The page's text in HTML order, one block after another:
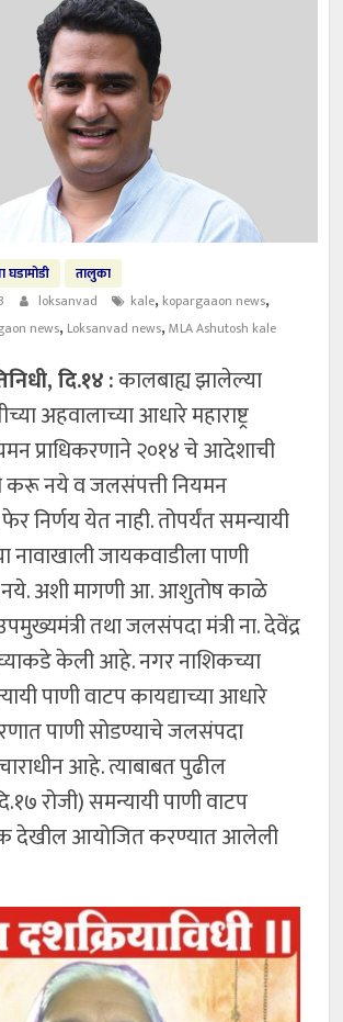
घडामोडी
तालुका
loksanvad kale, kopargaaon news,
news, Loksanvad news,MLA Ashutosh kale
दि.१४:कालबाह्य झालेल्या
अहवालाच्या आधारे महाराष्ट्र
प्राधिकरणाने २०१४ चे आदेशाची
नये व जलसंपत्ती नियमन
निर्णय येत नाही. तोपर्यंत समन्यायी
नावाखाली जायकवाडीला पाणी
अशी मागणी आ. आशुतोष काळे
तथा जलसंपदा मंत्री ना. देवेंद्र
केली आहे. नगर नाशिकच्या
पाणी वाटप कायद्याच्या आधारे
पाणी सोडण्याचे जलसंपदा
आहे. त्याबाबत पुढील
रोजी) समन्यायी पाणी वाटप
देखील आयोजित करण्यात आलेली